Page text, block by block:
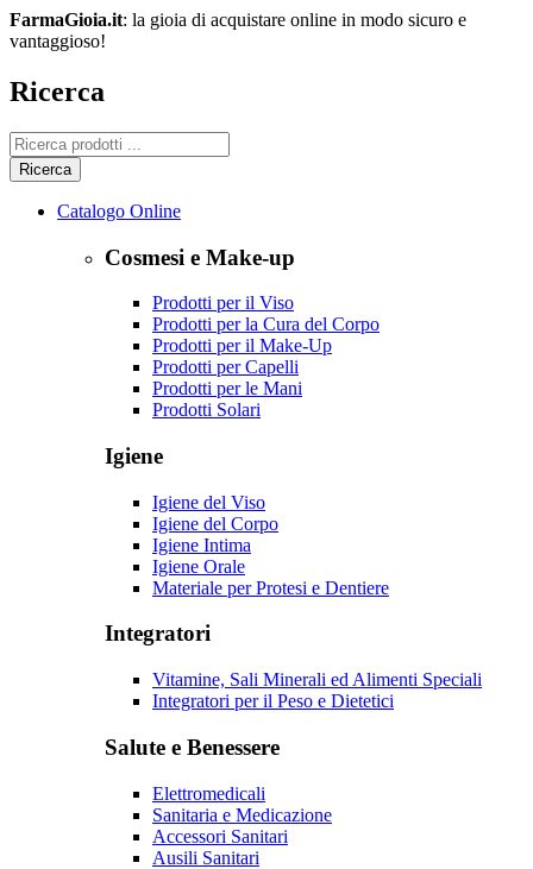
FarmaGioia.it: la gioia di acquistare online in modo sicuro e
vantaggioso!
Ricerca
Catalogo Online
Cosmesi e Make-up
Prodotti per il Viso
Prodotti per la Cura del Corpo
Prodotti per il Make-Up
Prodotti per Capelli
Prodotti per le Mani
Prodotti Solari
Igiene
Igiene del Viso
Igiene del Corpo
Igiene Intima
Igiene Orale
Materiale per Protesi e Dentiere
Integratori
Vitamine, Sali Minerali ed Alimenti Speciali
Integratori per il Peso e Dietetici
Salute e Benessere
Elettromedicali
Sanitaria e Medicazione
Accessori Sanitari
Ausili Sanitari